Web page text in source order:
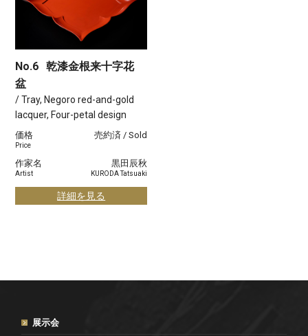
No.6 乾漆金根来十字花
盆
/ Tray, Negoro red-and-gold
lacquer, Four-petal design
価格
Price
売約済 / Sold
作家名
Artist
黒田辰秋
KURODA Tatsuaki
詳細を見る
展示会